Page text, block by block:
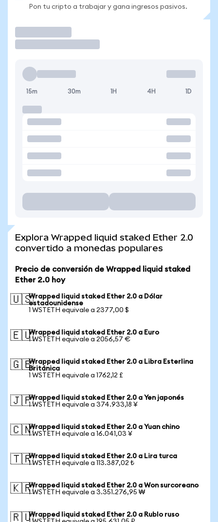
Pon tu cripto a trabajar y gana ingresos pasivos.
15m 30m 1H 4H 1D
Explora Wrapped liquid staked Ether 2.0
convertido a monedas populares
Precio de conversión de Wrapped liquid staked
Ether 2.0 hoy
🇺🇸Wrapped liquid staked Ether 2.0 a Dólar
estadounidense
1 WSTETH equivale a 2377,00 $
🇪🇺Wrapped liquid staked Ether 2.0 a Euro
1 WSTETH equivale a 2056,57 €
🇬🇧Wrapped liquid staked Ether 2.0 a Libra Esterlina
Británica
1 WSTETH equivale a 1762,12 £
🇯🇵Wrapped liquid staked Ether 2.0 a Yen japonés
1 WSTETH equivale a 374.933,18 ¥
🇨🇳Wrapped liquid staked Ether 2.0 a Yuan chino
1 WSTETH equivale a 16.041,03 ¥
🇹🇷Wrapped liquid staked Ether 2.0 a Lira turca
1 WSTETH equivale a 113.387,02 ₺
🇰🇷Wrapped liquid staked Ether 2.0 a Won surcoreano
1 WSTETH equivale a 3.351.276,95 ₩
🇷🇺Wrapped liquid staked Ether 2.0 a Rublo ruso